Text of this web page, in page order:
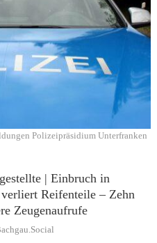
Polizeipräsidium Unterfranken
| Einbruch in
Reifenteile – Zehn
Zeugenaufrufe